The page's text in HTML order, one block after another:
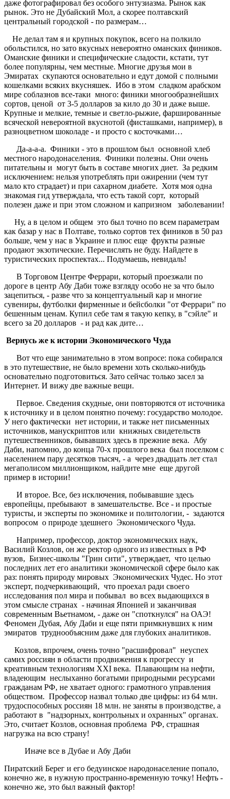
даже фотографировал без особого энтузиазма. Рынок как
рынок. Это не Дубайский Мол, а скорее полтавский
центральный городской - по размерам…
Не делал там я и крупных покупок, всего на полкило
обольстился, но зато вкусных невероятно оманских фиников.
Оманские финики и специфические сладости, кстати, тут
более популярны, чем местные. Многие друзья мои в
Эмиратах скупаются основательно и едут домой с полными
кошелками всяких вкусняшек. Ибо в этом сладком арабском
мире соблазнов все-таки много: финики многообразнейших
сортов, ценой от 3-5 долларов за кило до 30 и даже выше.
Крупные и мелкие, темные и светло-рыжие, фаршированные
всяческой невероятной вкуснотой (фисташками, например), в
разноцветном шоколаде - и просто с косточками…
Да-а-а-а. Финики - это в прошлом был основной хлеб
местного народонаселения. Финики полезны. Они очень
питательны и могут быть в составе многих диет. За редким
исключением: нельзя употреблять при ожирении (чем тут
мало кто страдает) и при сахарном диабете. Хотя моя одна
знакомая гид утверждала, что есть такой сорт, который
полезен даже и при этом сложном и капризном заболевании!
Ну, а в целом и общем это был точно по всем параметрам
как базар у нас в Полтаве, только сортов тех фиников в 50 раз
больше, чем у нас в Украине и плюс еще фрукты разные
продают экзотические. Перечислять не буду. Найдете в
туристических проспектах... Подумаешь, невидаль!
В Торговом Центре Феррари, который проезжали по
дороге в центр Абу Даби тоже взгляду особо не за что было
зацепиться, - разве что за концептуальный кар и многие
сувениры, футболки фирменные и бейсболки "от Феррари" по
бешенным ценам. Купил себе там я такую кепку, в "сэйле" и
всего за 20 долларов - и рад как дите…
Вернусь же к истории Экономического Чуда
Вот что еще занимательно в этом вопросе: пока собирался
в это путешествие, не было времени хоть сколько-нибудь
основательно подготовиться. Зато сейчас только засел за
Интернет. И вижу две важные вещи.
Первое. Сведения скудные, они повторяются от источника
к источнику и в целом понятно почему: государство молодое.
У него фактически нет истории, и также нет письменных
источников, манускриптов или книжных свидетельств
путешественников, бывавших здесь в прежние века. Абу
Даби, напомню, до конца 70-х прошлого века был поселком с
населением пару десятков тысяч, - а через двадцать лет стал
мегаполисом миллионщиком, найдите мне еще другой
пример в истории!
И второе. Все, без исключения, побывавшие здесь
европейцы, пребывают в замешательстве. Все - и простые
туристы, и эксперты по экономике и политологии, - задаются
вопросом о природе здешнего Экономического Чуда.
Например, профессор, доктор экономических наук,
Василий Козлов, он же ректор одного из известных в РФ
вузов, Бизнес-школы "Грин сити", утверждает, что целью
последних лет его аналитики экономической сфере было как
раз: понять природу мировых Экономических Чудес. Но этот
эксперт, подчеркивающий, что проехал ради своего
исследования пол мира и побывал во всех выдающихся в
этом смысле странах - начиная Японией и заканчивая
современным Вьетнамом, - даже он "споткнулся" на ОАЭ!
Феномен Дубая, Абу Даби и еще пяти примкнувших к ним
эмиратов труднообъясним даже для глубоких аналитиков.
Козлов, впрочем, очень точно "расшифровал" неуспех
самих россиян в области продвижения к прогрессу и
креативным технологиям ХХІ века. Плавающим на нефти,
владеющим неслыханно богатыми природными ресурсами
гражданам РФ, не хватает одного: грамотного управления
обществом. Профессор назвал только две цифры: из 64 млн.
трудоспособных россиян 18 млн. не заняты в производстве, а
работают в "надзорных, контрольных и охранных" органах.
Это, считает Козлов, основная проблема РФ, страшная
нагрузка на всю страну!
Иначе все в Дубае и Абу Даби
Пиратский Берег и его бедуинское народонаселение попало,
конечно же, в нужную пространно-временную точку! Нефть -
конечно же, это был важный фактор!